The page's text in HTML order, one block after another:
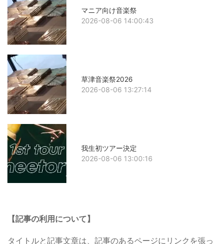
マニア向け音楽祭
2026-08-06 14:00:43
草津音楽祭2026
2026-08-06 13:27:14
我生初ツアー決定
2026-08-06 13:00:16
【記事の利用について】
タイトルと記事文章は、記事のあるページにリンクを張っ